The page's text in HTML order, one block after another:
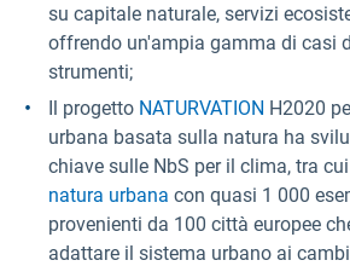
su capitale naturale, servizi
offrendo un'ampia gamma di casi
strumenti;
Il progetto NATURVATION H2020
urbana basata sulla natura ha
chiave sulle NbS per il clima, tra
natura urbana con quasi 1 000
provenienti da 100 città europee
adattare il sistema urbano ai